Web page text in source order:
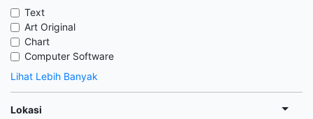
Text
Art Original
Chart
Computer Software
Lihat Lebih Banyak
Lokasi